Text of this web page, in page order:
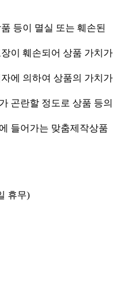
등이 멸실 또는 훼손된
이 훼손되어 상품 가치가
에 의하여 상품의 가치가
곤란할 정도로 상품 등의
들어가는 맞춤제작상품
휴무)